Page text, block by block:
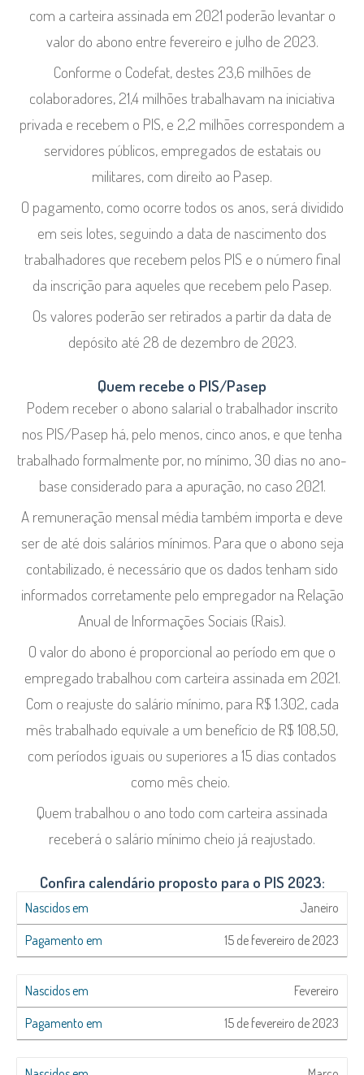
com a carteira assinada em 2021 poderão levantar o
valor do abono entre fevereiro e julho de 2023.
Conforme o Codefat, destes 23,6 milhões de
colaboradores, 21,4 milhões trabalhavam na iniciativa
privada e recebem o PIS, e 2,2 milhões correspondem a
servidores públicos, empregados de estatais ou
militares, com direito ao Pasep.
O pagamento, como ocorre todos os anos, será dividido
em seis lotes, seguindo a data de nascimento dos
trabalhadores que recebem pelos PIS e o número final
da inscrição para aqueles que recebem pelo Pasep.
Os valores poderão ser retirados a partir da data de
depósito até 28 de dezembro de 2023.
Quem recebe o PIS/Pasep
Podem receber o abono salarial o trabalhador inscrito
nos PIS/Pasep há, pelo menos, cinco anos, e que tenha
trabalhado formalmente por, no mínimo, 30 dias no ano-
base considerado para a apuração, no caso 2021.
A remuneração mensal média também importa e deve
ser de até dois salários mínimos. Para que o abono seja
contabilizado, é necessário que os dados tenham sido
informados corretamente pelo empregador na Relação
Anual de Informações Sociais (Rais).
O valor do abono é proporcional ao período em que o
empregado trabalhou com carteira assinada em 2021.
Com o reajuste do salário mínimo, para R$ 1.302, cada
mês trabalhado equivale a um benefício de R$ 108,50,
com períodos iguais ou superiores a 15 dias contados
como mês cheio.
Quem trabalhou o ano todo com carteira assinada
receberá o salário mínimo cheio já reajustado.
Confira calendário proposto para o PIS 2023:
Janeiro
15 de fevereiro de 2023
Fevereiro
15 de fevereiro de 2023